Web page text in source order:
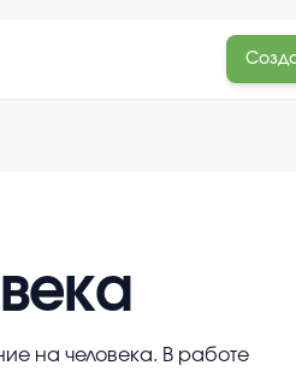
на человека. В работе